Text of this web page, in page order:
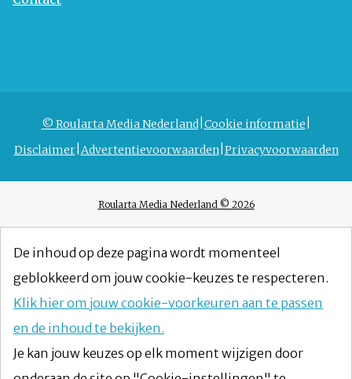
© Roularta Media Nederland Cookie informatie
Disclaimer Advertentievoorwaarden Privacyvoorwaarden
Roularta Media Nederland © 2026
De inhoud op deze pagina wordt momenteel
geblokkeerd om jouw cookie-keuzes te respecteren.
Klik hier om jouw cookie-voorkeuren aan te passen
en de inhoud te bekijken.
Je kan jouw keuzes op elk moment wijzigen door